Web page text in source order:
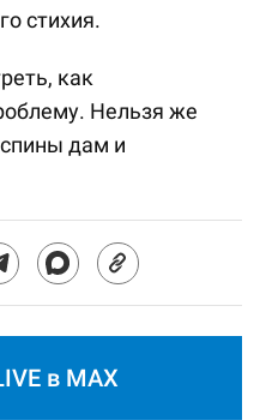
стихия.
как
Нельзя же
спины дам и
в MAX